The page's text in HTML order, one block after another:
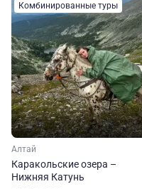
Комбинированные туры
Алтай
Каракольские озера –
Нижняя Катунь